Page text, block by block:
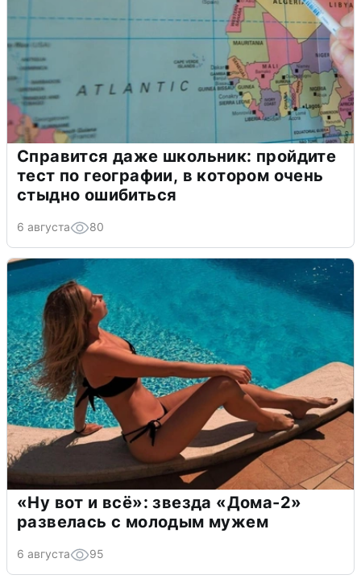
Справится даже школьник: пройдите
тест по географии, в котором очень
стыдно ошибиться
6 августа 80
«Ну вот и всё»: звезда «Дома-2»
развелась с молодым мужем
6 августа 95